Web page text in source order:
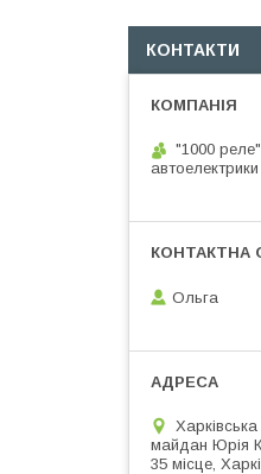
КОНТАКТИ
"1000
автоелектрики
Ольга
майдан Юрія
35 місце,